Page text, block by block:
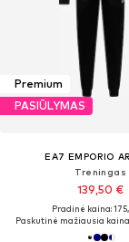
Premium
PASIŪLYMAS
EA7 EMPORIO
Treningas
139,50 €
Pradinė kaina:
Paskutinė mažiausia